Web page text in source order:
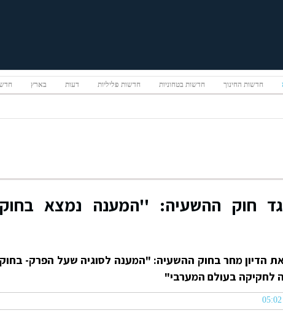
חדשות החינוך חדשות בטחוניות חדשות פליליות דעות בארץ
חוק ההשעיה: ''המענה נמצא בחוק
הדיון מחר בחוק ההשעיה: "המענה לסוגיה שעל הפרק- בחוק
לחקיקה בעולם המערבי"